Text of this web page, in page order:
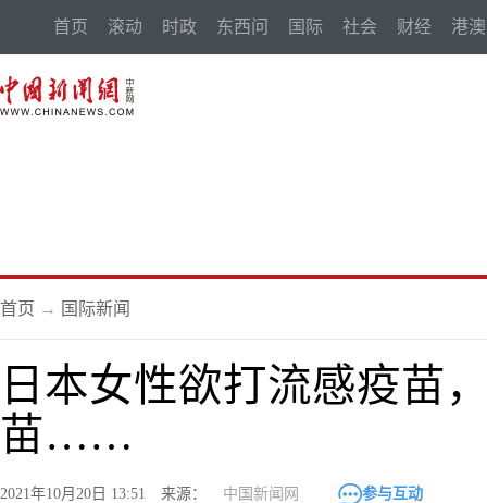
首页 滚动 时政 东西问 国际 社会 财经 港澳
首页 → 国际新闻
日本女性欲打流感疫苗
苗……
2021年10月20日 13:51 来源： 中国新闻网 参与互动